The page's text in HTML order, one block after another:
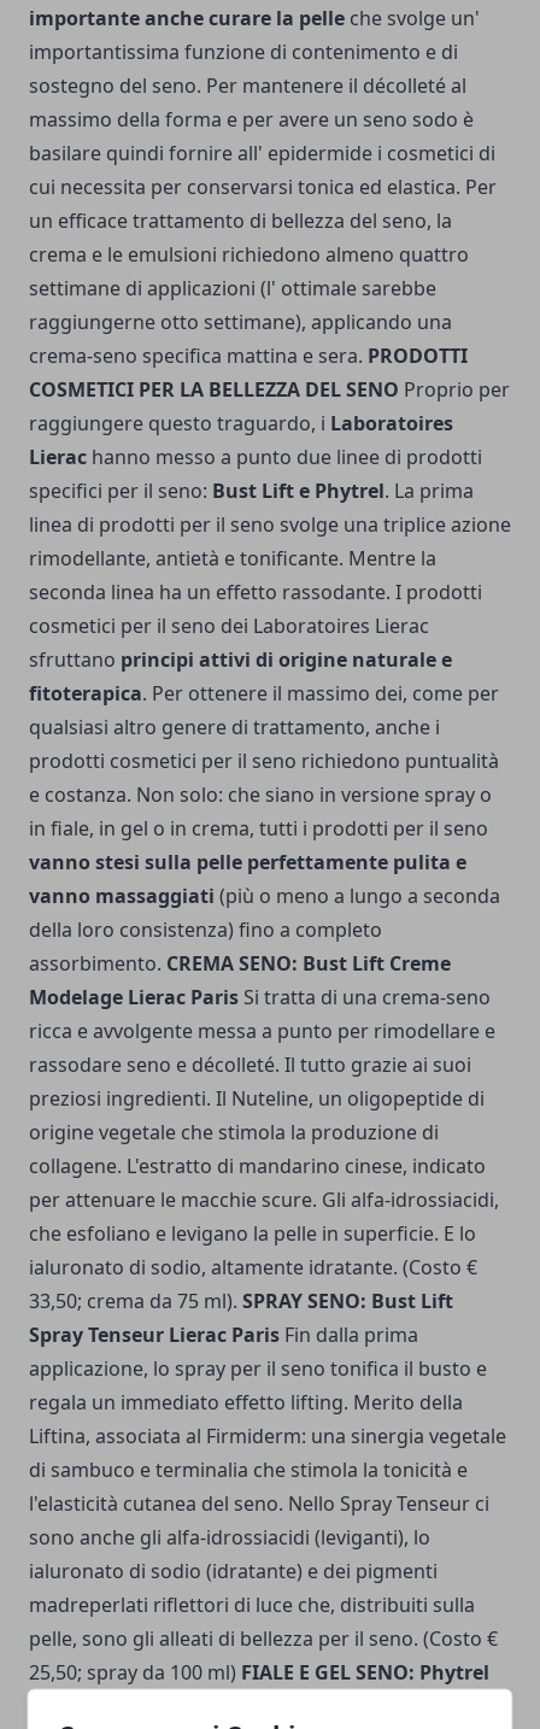
importante anche curare la pelle che svolge un'
importantissima funzione di contenimento e di
sostegno del seno. Per mantenere il décolleté al
massimo della forma e per avere un seno sodo è
basilare quindi fornire all' epidermide i cosmetici di
cui necessita per conservarsi tonica ed elastica. Per
un efficace trattamento di bellezza del seno, la
crema e le emulsioni richiedono almeno quattro
settimane di applicazioni (l' ottimale sarebbe
raggiungerne otto settimane), applicando una
crema-seno specifica mattina e sera. PRODOTTI
COSMETICI PER LA BELLEZZA DEL SENO Proprio per
raggiungere questo traguardo, i Laboratoires
Lierac hanno messo a punto due linee di prodotti
specifici per il seno: Bust Lift e Phytrel. La prima
linea di prodotti per il seno svolge una triplice azione
rimodellante, antietà e tonificante. Mentre la
seconda linea ha un effetto rassodante. I prodotti
cosmetici per il seno dei Laboratoires Lierac
sfruttano principi attivi di origine naturale e
fitoterapica. Per ottenere il massimo dei, come per
qualsiasi altro genere di trattamento, anche i
prodotti cosmetici per il seno richiedono puntualità
e costanza. Non solo: che siano in versione spray o
in fiale, in gel o in crema, tutti i prodotti per il seno
vanno stesi sulla pelle perfettamente pulita e
vanno massaggiati (più o meno a lungo a seconda
della loro consistenza) fino a completo
assorbimento. CREMA SENO: Bust Lift Creme
Modelage Lierac Paris Si tratta di una crema-seno
ricca e avvolgente messa a punto per rimodellare e
rassodare seno e décolleté. Il tutto grazie ai suoi
preziosi ingredienti. Il Nuteline, un oligopeptide di
origine vegetale che stimola la produzione di
collagene. L'estratto di mandarino cinese, indicato
per attenuare le macchie scure. Gli alfa-idrossiacidi,
che esfoliano e levigano la pelle in superficie. E lo
ialuronato di sodio, altamente idratante. (Costo €
33,50; crema da 75 ml). SPRAY SENO: Bust Lift
Spray Tenseur Lierac Paris Fin dalla prima
applicazione, lo spray per il seno tonifica il busto e
regala un immediato effetto lifting. Merito della
Liftina, associata al Firmiderm: una sinergia vegetale
di sambuco e terminalia che stimola la tonicità e
l'elasticità cutanea del seno. Nello Spray Tenseur ci
sono anche gli alfa-idrossiacidi (leviganti), lo
ialuronato di sodio (idratante) e dei pigmenti
madreperlati riflettori di luce che, distribuiti sulla
pelle, sono gli alleati di bellezza per il seno. (Costo €
25,50; spray da 100 ml) FIALE E GEL SENO: Phytrel